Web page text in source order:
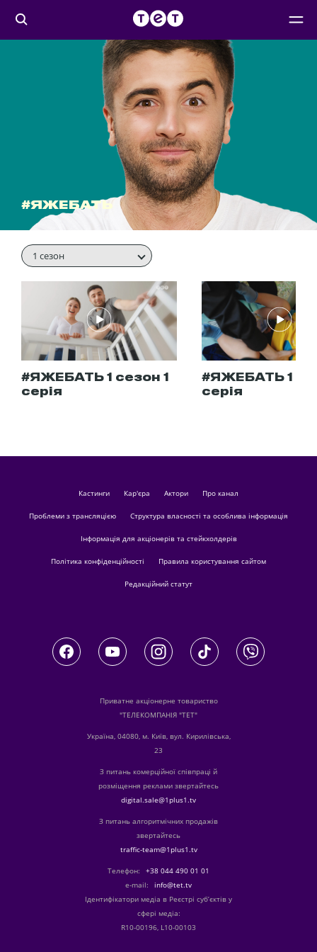
#ЯЖЕБАТЬ
1 сезон
#ЯЖЕБАТЬ 1 сезон 1
серія
#ЯЖЕБАТЬ 1
серія
кастинги Кар'єра актори Про канал
Проблеми з трансляцією Структура власності та особлива інформація
Інформація для акціонерів та стейкхолдерів
Політика конфіденційності Правила користування сайтом
Редакційний статут
Приватне акціонерне товариство
"ТЕЛЕКОМПАНІЯ "ТЕТ"
Україна, 04080, м. Київ, вул. Кирилівська,
23
З питань комерційної співпраці й
розміщення реклами звертайтесь
digital.sale@1plus1.tv
З питань алгоритмічних продажів
звертайтесь
traffic-team@1plus1.tv
Телефон:
+38 044 490 01 01
е-mail:
info@tet.tv
Ідентифікатори медіа в Реєстрі суб’єктів у
сфері медіа:
R10-00196, L10-00103